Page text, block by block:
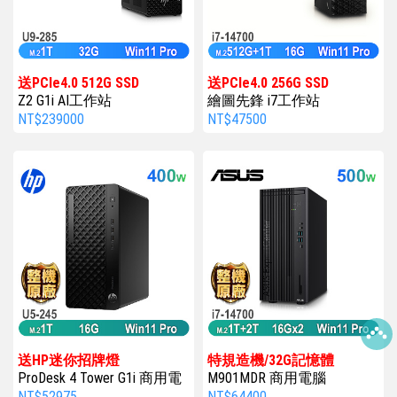
送PCIe4.0 512G SSD
Z2 G1i AI工作站
NT$239000
送PCIe4.0 256G SSD
繪圖先鋒 i7工作站
NT$47500
送HP迷你招牌燈
ProDesk 4 Tower G1i 商用電
特規造機/32G記憶體
M901MDR 商用電腦